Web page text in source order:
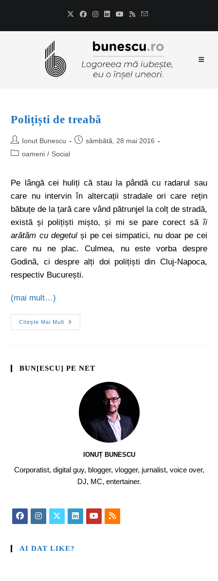
Polițiști de treabă
Ionut Bunescu
sâmbătă, 28 mai 2016
oameni / Social
Pe lângă cei huliți că stau la pândă cu radarul sau
care nu intervin în altercații stradale ori care rețin
băbuțe de la țară care vând pătrunjel la colț de stradă,
există și polițiști mișto, și mi se pare corect să îi
arătăm cu degetul și pe cei simpatici, nu doar pe cei
care nu ne plac. Culmea, nu este vorba despre
Godină, ci despre alți doi polițiști din Cluj-Napoca,
respectiv București.
(mai mult…)
Citește Mai Mult
BUN[ESCU] PE NET
IONUȚ BUNESCU
Corporatist, digital guy, blogger, vlogger, jurnalist, voice over,
DJ, MC, entertainer.
AI DAT LIKE?